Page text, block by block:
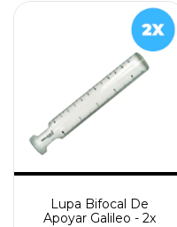
Lupa Bifocal De
Apoyar Galileo - 2x